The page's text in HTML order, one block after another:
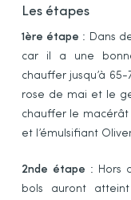
Les étapes
1ère étape : Dans
car il a une
chauffer jusqu’à
rose de mai et le
chauffer le macérât
et l’émulsifiant
2nde étape : Hors
bols auront